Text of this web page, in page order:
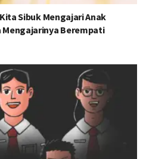
Sibuk Mengajari Anak
Mengajarinya Berempati